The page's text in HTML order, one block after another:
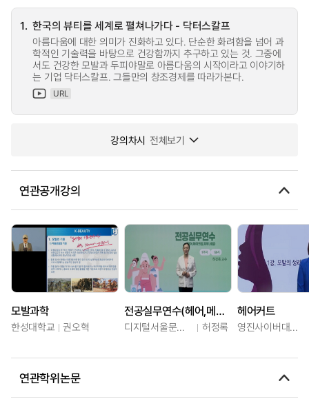
1. 한국의 뷰티를 세계로 펼쳐나가다 - 닥터스칼프
아름다움에 대한 의미가 진화하고 있다. 단순한 화려함을 넘어 과
학적인 기술력을 바탕으로 건강함까지 추구하고 있는 것. 그중에
서도 건강한 모발과 두피야말로 아름다움의 시작이라고 이야기하
는 기업 닥터스칼프. 그들만의 창조경제를 따라가본다.
URL
강의차시 전체보기
연관공개강의
모발과학
한성대학교 권오혁
전공실무연수(헤어,메이크업,피부,네일)
디지털서울문화예술대학교 허정록
헤어커트
영진사이버대학교
연관학위논문